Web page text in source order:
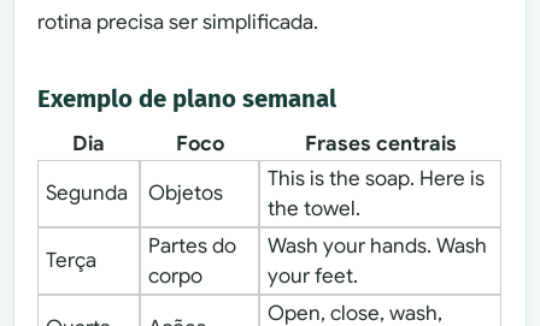
rotina precisa ser simplificada.
Exemplo de plano semanal
Dia Foco
Frases centrais
Segunda
Objetos
This is the soap. Here is
the towel.
Terça
Partes do
corpo
Wash your hands. Wash
your feet.
Open, close, wash,